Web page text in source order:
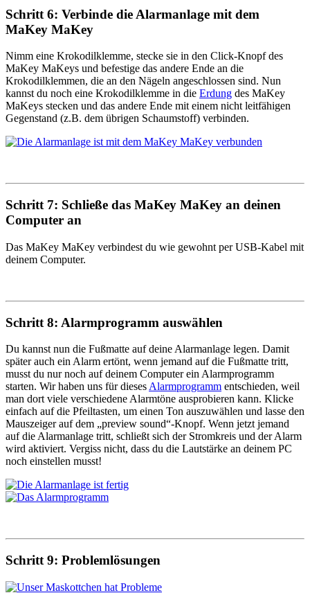
Schritt 6: Verbinde die Alarmanlage mit dem
MaKey MaKey
Nimm eine Krokodilklemme, stecke sie in den Click-Knopf des
MaKey MaKeys und befestige das andere Ende an die
Krokodilklemmen, die an den Nägeln angeschlossen sind. Nun
kannst du noch eine Krokodilklemme in die Erdung des MaKey
MaKeys stecken und das andere Ende mit einem nicht leitfähigen
Gegenstand (z.B. dem übrigen Schaumstoff) verbinden.
Schritt 7: Schließe das MaKey MaKey an deinen
Computer an
Das MaKey MaKey verbindest du wie gewohnt per USB-Kabel mit
deinem Computer.
Schritt 8: Alarmprogramm auswählen
Du kannst nun die Fußmatte auf deine Alarmanlage legen. Damit
später auch ein Alarm ertönt, wenn jemand auf die Fußmatte tritt,
musst du nur noch auf deinem Computer ein Alarmprogramm
starten. Wir haben uns für dieses Alarmprogramm entschieden, weil
man dort viele verschiedene Alarmtöne ausprobieren kann. Klicke
einfach auf die Pfeiltasten, um einen Ton auszuwählen und lasse den
Mauszeiger auf dem „preview sound“-Knopf. Wenn jetzt jemand
auf die Alarmanlage tritt, schließt sich der Stromkreis und der Alarm
wird aktiviert. Vergiss nicht, dass du die Lautstärke an deinem PC
noch einstellen musst!
Schritt 9: Problemlösungen